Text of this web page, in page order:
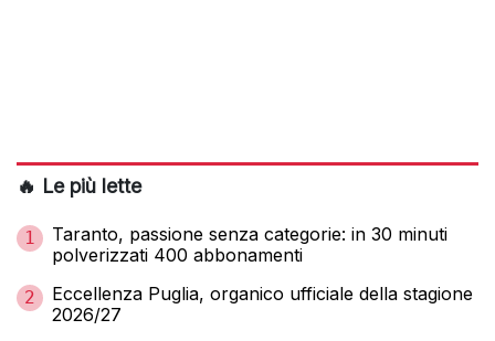
🔥 Le più lette
1
Taranto, passione senza categorie: in 30 minuti
polverizzati 400 abbonamenti
2
Eccellenza Puglia, organico ufficiale della stagione
2026/27